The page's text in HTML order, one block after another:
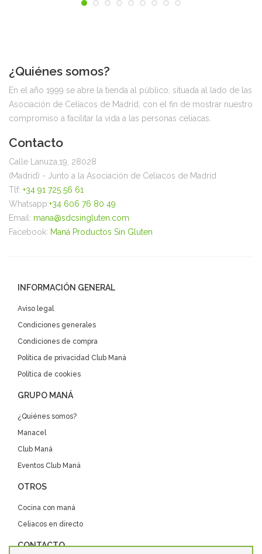
¿Quiénes somos?
En el año 1999 se abre la tienda al público, situada al lado de las
Asociación de Celíacos de Madrid, con el fin de mostrar nuestro
compromiso a facilitar la vida a las personas celiacas.
Contacto
Calle Lanuza,19, 28028
(Madrid) - Junto a la Asociación de Celíacos de Madrid
Tlf: +34 91 725 56 61
Whatsapp:+34 606 76 80 49
Email: mana@sdcsingluten.com
Facebook: Maná Productos Sin Gluten
INFORMACIÓN GENERAL
Aviso legal
Condiciones generales
Condiciones de compra
Política de privacidad Club Maná
Política de cookies
GRUPO MANÁ
¿Quiénes somos?
Manacel
Club Maná
Eventos Club Maná
OTROS
Cocina con maná
Celiacos en directo
CONTACTO